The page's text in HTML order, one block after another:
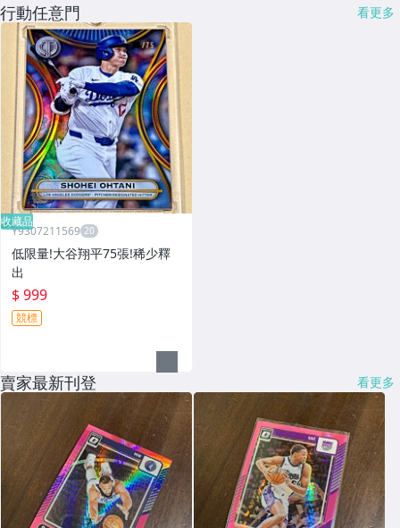
行動任意門 看更多
收藏品
Y9307211569
低限量!大谷翔平75張!稀少釋
出
$ 999
競標
賣家最新刊登 看更多